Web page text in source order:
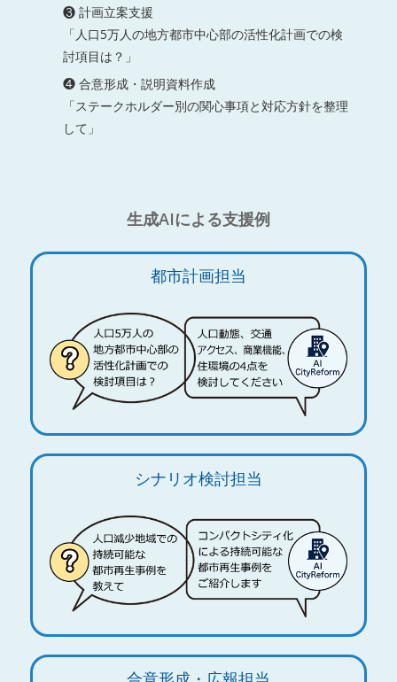
❸ 計画立案支援
「人口5万人の地方都市中心部の活性化計画での検
討項目は？」
❹ 合意形成・説明資料作成
「ステークホルダー別の関心事項と対応方針を整理
して」
生成AIによる支援例
都市計画担当
シナリオ検討担当